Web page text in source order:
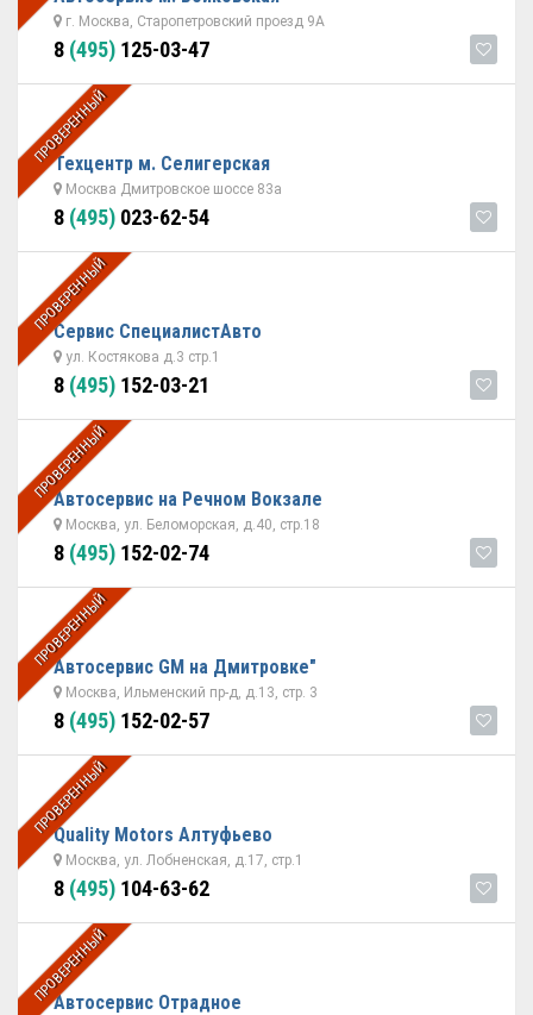
г. Москва, Старопетровский проезд 9А
8 (495) 125-03-47
ПРОВЕРЕННЫЙ
Техцентр м. Селигерская
Москва Дмитровское шоссе 83а
8 (495) 023-62-54
ПРОВЕРЕННЫЙ
Сервис СпециалистАвто
ул. Костякова д.3 стр.1
8 (495) 152-03-21
ПРОВЕРЕННЫЙ
Автосервис на Речном Вокзале
Москва, ул. Беломорская, д.40, стр.18
8 (495) 152-02-74
ПРОВЕРЕННЫЙ
Автосервис GM на Дмитровке"
Москва, Ильменский пр-д, д.13, стр. 3
8 (495) 152-02-57
ПРОВЕРЕННЫЙ
Quality Motors Алтуфьево
Москва, ул. Лобненская, д.17, стр.1
8 (495) 104-63-62
ПРОВЕРЕННЫЙ
Автосервис Отрадное